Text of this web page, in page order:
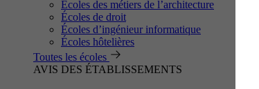
Écoles des métiers de l’architecture
Écoles de droit
Écoles d’ingénieur informatique
Écoles hôtelières
Toutes les écoles
AVIS DES ÉTABLISSEMENTS